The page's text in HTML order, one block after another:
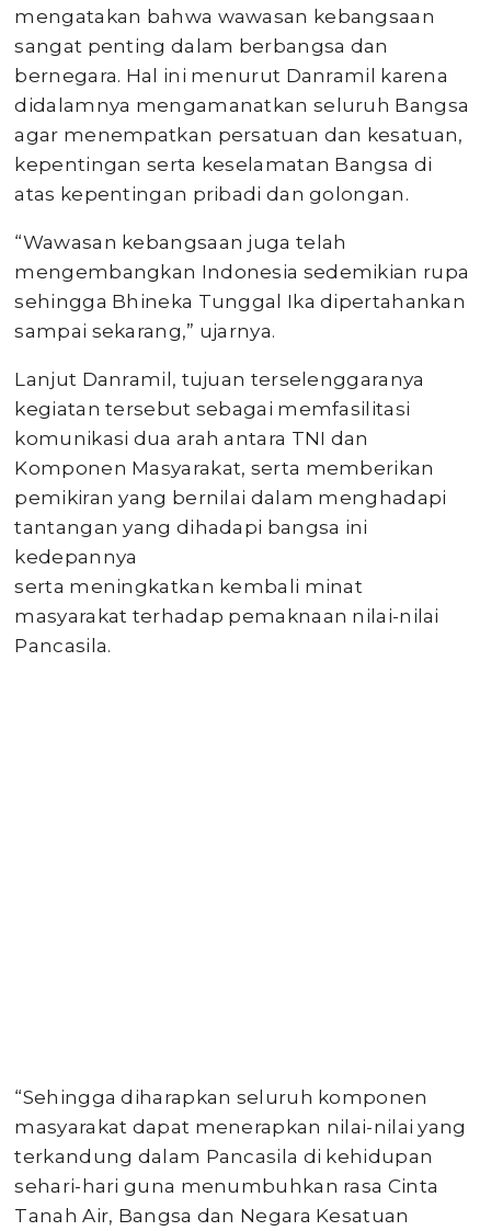
mengatakan bahwa wawasan kebangsaan
sangat penting dalam berbangsa dan
bernegara. Hal ini menurut Danramil karena
didalamnya mengamanatkan seluruh Bangsa
agar menempatkan persatuan dan kesatuan,
kepentingan serta keselamatan Bangsa di
atas kepentingan pribadi dan golongan.
“Wawasan kebangsaan juga telah
mengembangkan Indonesia sedemikian rupa
sehingga Bhineka Tunggal Ika dipertahankan
sampai sekarang,” ujarnya.
Lanjut Danramil, tujuan terselenggaranya
kegiatan tersebut sebagai memfasilitasi
komunikasi dua arah antara TNI dan
Komponen Masyarakat, serta memberikan
pemikiran yang bernilai dalam menghadapi
tantangan yang dihadapi bangsa ini
kedepannya
serta meningkatkan kembali minat
masyarakat terhadap pemaknaan nilai-nilai
Pancasila.
“Sehingga diharapkan seluruh komponen
masyarakat dapat menerapkan nilai-nilai yang
terkandung dalam Pancasila di kehidupan
sehari-hari guna menumbuhkan rasa Cinta
Tanah Air, Bangsa dan Negara Kesatuan